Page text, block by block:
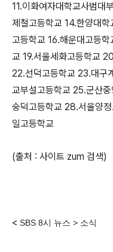
11.이화여자대학교사범대
제철고등학교 14.한양대
고등학교 16.해운대고등
교 19.서울세화고등학교
22.선덕고등학교 23.대구
교부설고등학교 25.군산
숭덕고등학교 28.서울양
일고등학교
(출처 : 사이트 zum 검색)
< SBS 8시 뉴스 > 소식